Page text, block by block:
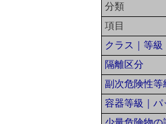
分類
項目
クラス｜等級
隔離区分
副次危険性等
容器等級｜パ